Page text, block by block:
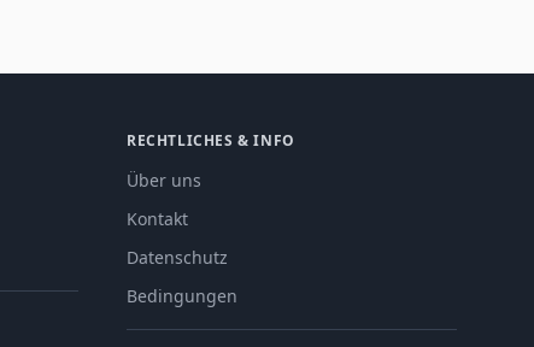
RECHTLICHES & INFO
Über uns
Kontakt
Datenschutz
Bedingungen